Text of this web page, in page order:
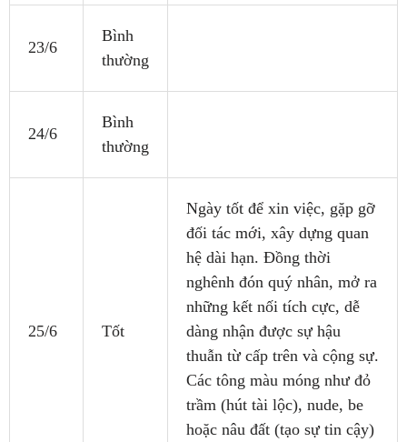
23/6
Bình
thường
24/6
Bình
thường
25/6 Tốt
Ngày tốt để xin việc, gặp gỡ
đối tác mới, xây dựng quan
hệ dài hạn. Đồng thời
nghênh đón quý nhân, mở ra
những kết nối tích cực, dễ
dàng nhận được sự hậu
thuẫn từ cấp trên và cộng sự.
Các tông màu móng như đỏ
trầm (hút tài lộc), nude, be
hoặc nâu đất (tạo sự tin cậy)